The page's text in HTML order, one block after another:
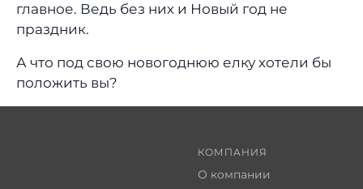
главное. Ведь без них и Новый год не
праздник.
А что под свою новогоднюю елку хотели бы
положить вы?
КОМПАНИЯ
О компании